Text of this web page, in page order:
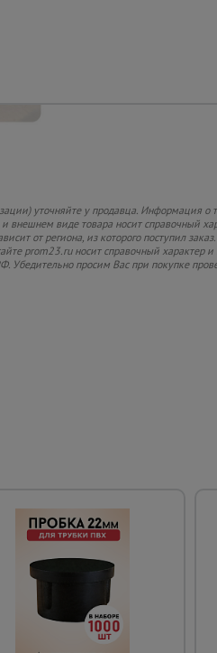
уточняйте у продавца. Информация о
внешнем виде товара носит справочный
от региона, из которого поступил
prom23.ru носит справочный характер
Убедительно просим Вас при покупке